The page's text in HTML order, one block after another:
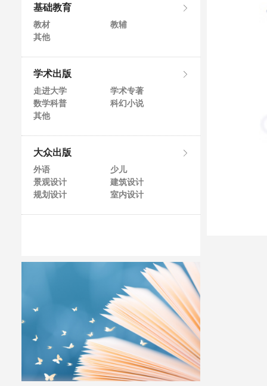
基础教育
教材
教辅
其他
学术出版
走进大学
学术专著
数学科普
科幻小说
其他
大众出版
外语
少儿
景观设计
建筑设计
规划设计
室内设计